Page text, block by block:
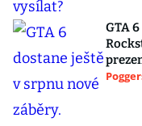
GTA